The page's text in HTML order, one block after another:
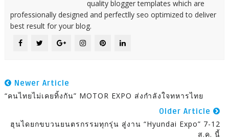
quality blogger templates which are
professionally designed and perfectlly seo optimized to deliver
best result for your blog.
Newer Article
“คนไทยไม่เคยทิ้งกัน” MOTOR EXPO ส่งกำลังใจทหารไทย
Older Article
ฮุนไดยกขบวนยนตรกรรมทุกรุ่น สู่งาน “Hyundai Expo” 7-12
ส.ค. นี้